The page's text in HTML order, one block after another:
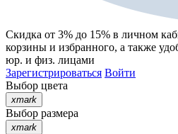
Скидка от 3% до 15% в личном
корзины и избранного, а также
юр. и физ. лицами
Зарегистрироваться Войти
Выбор цвета
xmark
Выбор размера
xmark